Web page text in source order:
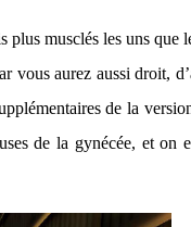
musclés les uns que
aurez aussi droit,
de la
de la gynécée, et on